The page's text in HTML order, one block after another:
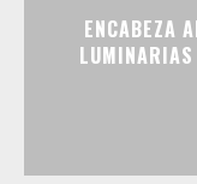
ENCABEZA
LUMINARIAS